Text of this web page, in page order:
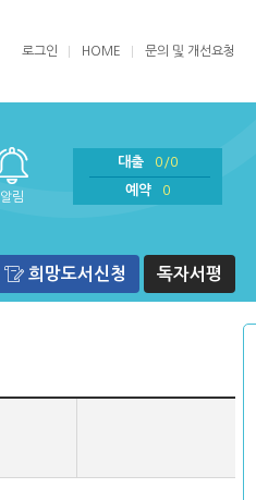
로그인 HOME 문의 및 개선요청
알림
대출
0/0
예약
0
희망도서신청 독자서평